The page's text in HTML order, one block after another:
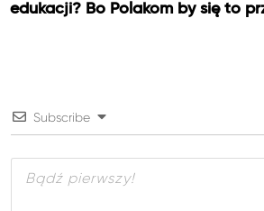
edukacji? Bo Polakom by się to
Subscribe